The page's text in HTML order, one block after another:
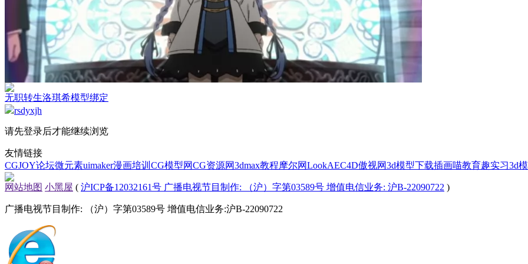
无职转生洛琪希模型绑定
rsdyxjh
请先登录后才能继续浏览
友情链接
CGJOY论坛微元素uimaker漫画培训 CG模型网CG资源网3dmax教程摩尔网LookAEC4D傲视网3d模型下载插画喵教育趣实习3d
网站地图 小黑屋 ( 沪ICP备12032161号 广播电视节目制作: （沪）字第03589号 增值电信业务: 沪B-22090722 )
广播电视节目制作: （沪）字第03589号 增值电信业务:沪B-22090722